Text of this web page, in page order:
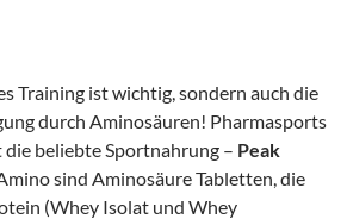
Training ist wichtig, sondern auch die
durch Aminosäuren! Pharmasports
beliebte Sportnahrung – Peak
sind Aminosäure Tabletten, die
(Whey Isolat und Whey